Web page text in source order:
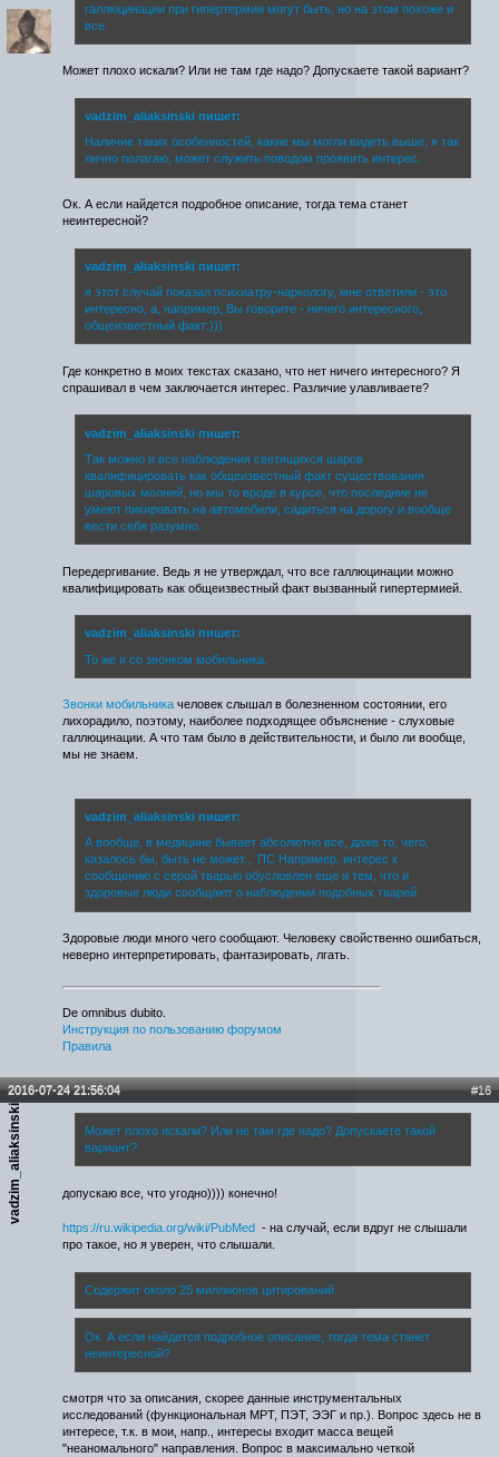
галлюцинации при гипертермии могут быть, но на этом похоже и
все.
Может плохо искали? Или не там где надо? Допускаете такой вариант?
vadzim_aliaksinski пишет:
Наличие таких особенностей, какие мы могли видеть выше, я так
лично полагаю, может служить поводом проявить интерес.
Ок. А если найдется подробное описание, тогда тема станет
неинтересной?
vadzim_aliaksinski пишет:
я этот случай показал психиатру-наркологу, мне ответили - это
интересно, а, например, Вы говорите - ничего интересного,
общеизвестный факт:)))
Где конкретно в моих текстах сказано, что нет ничего интересного? Я
спрашивал в чем заключается интерес. Различие улавливаете?
vadzim_aliaksinski пишет:
Так можно и все наблюдения светящихся шаров
квалифицировать как общеизвестный факт существования
шаровых молний, но мы то вроде в курсе, что последние не
умеют пикировать на автомобили, садиться на дорогу и вообще
вести себя разумно.
Передергивание. Ведь я не утверждал, что все галлюцинации можно
квалифицировать как общеизвестный факт вызванный гипертермией.
vadzim_aliaksinski пишет:
То же и со звонком мобильника.
Звонки мобильника человек слышал в болезненном состоянии, его
лихорадило, поэтому, наиболее подходящее объяснение - слуховые
галлюцинации. А что там было в действительности, и было ли вообще,
мы не знаем.
vadzim_aliaksinski пишет:
А вообще, в медицине бывает абсолютно все, даже то, чего,
казалось бы, быть не может... ПС Например, интерес к
сообщению с серой тварью обусловлен еще и тем, что и
здоровые люди сообщают о наблюдении подобных тварей.
Здоровые люди много чего сообщают. Человеку свойственно ошибаться,
неверно интерпретировать, фантазировать, лгать.
De omnibus dubito.
Инструкция по пользованию форумом
Правила
#16
2016-07-24 21:56:04
vadzim_aliaksinski
Может плохо искали? Или не там где надо? Допускаете такой
вариант?
допускаю все, что угодно)))) конечно!
https://ru.wikipedia.org/wiki/PubMed - на случай, если вдруг не слышали
про такое, но я уверен, что слышали.
Содержит около 25 миллионов цитирований.
Ок. А если найдется подробное описание, тогда тема станет
неинтересной?
смотря что за описания, скорее данные инструментальных
исследований (функциональная МРТ, ПЭТ, ЭЭГ и пр.). Вопрос здесь не в
интересе, т.к. в мои, напр., интересы входит масса вещей
"неаномального" направления. Вопрос в максимально четкой